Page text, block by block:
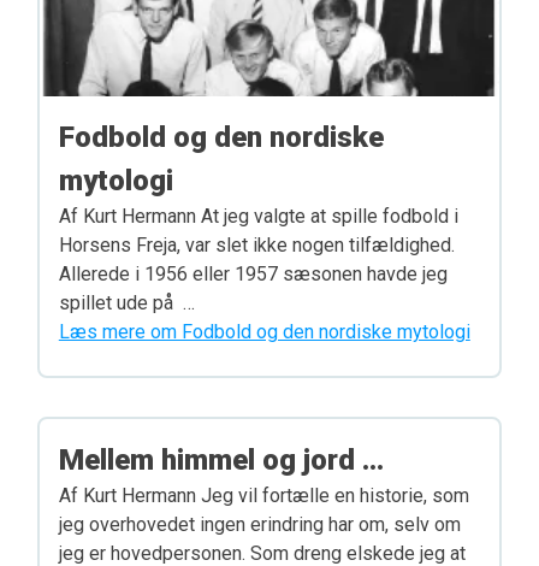
Fodbold og den nordiske
mytologi
Af Kurt Hermann At jeg valgte at spille fodbold i
Horsens Freja, var slet ikke nogen tilfældighed.
Allerede i 1956 eller 1957 sæsonen havde jeg
spillet ude på …
Læs mere om Fodbold og den nordiske mytologi
Mellem himmel og jord …
Af Kurt Hermann Jeg vil fortælle en historie, som
jeg overhovedet ingen erindring har om, selv om
jeg er hovedpersonen. Som dreng elskede jeg at